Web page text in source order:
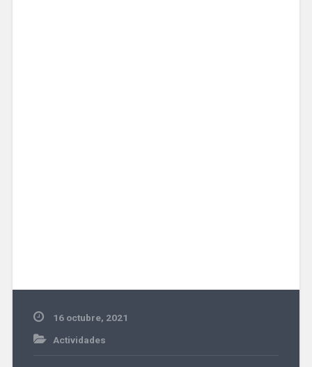
16 octubre, 2021
Actividades